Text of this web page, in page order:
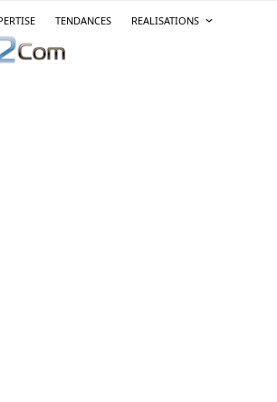
TENDANCES REALISATIONS